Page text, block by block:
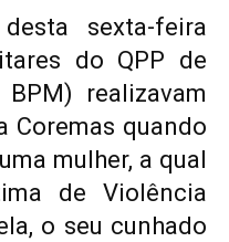
sexta-feira
do QPP de
BPM) realizavam
Coremas quando
mulher, a qual
de Violência
o seu cunhado